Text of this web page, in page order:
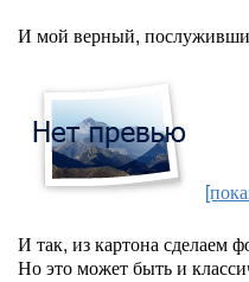
И мой верный,
И так, из картона сделаем
Но это может быть и